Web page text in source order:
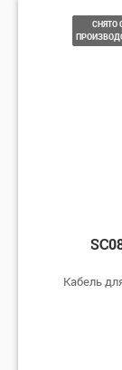
по
по
по
по
СНЯТО
Кабель